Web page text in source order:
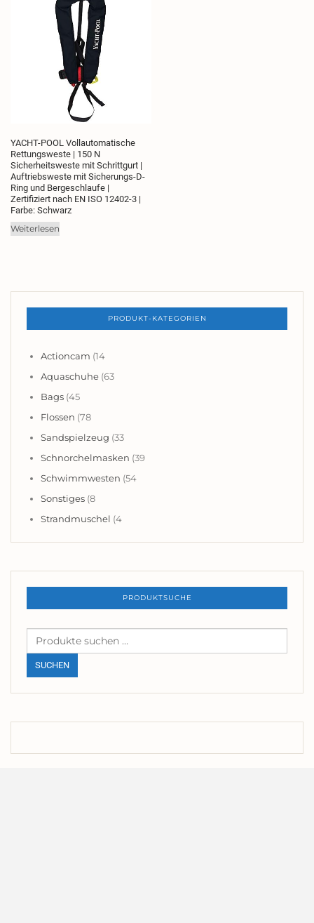
YACHT-POOL Vollautomatische
Rettungsweste | 150 N
Sicherheitsweste mit Schrittgurt |
Auftriebsweste mit Sicherungs-D-
Ring und Bergeschlaufe |
Zertifiziert nach EN ISO 12402-3 |
Farbe: Schwarz
Weiterlesen
PRODUKT-KATEGORIEN
Actioncam (14
Aquaschuhe (63
Bags (45
Flossen (78
Sandspielzeug (33
Schnorchelmasken (39
Schwimmwesten (54
Sonstiges (8
Strandmuschel (4
PRODUKTSUCHE
Suchen
nach:
SUCHEN